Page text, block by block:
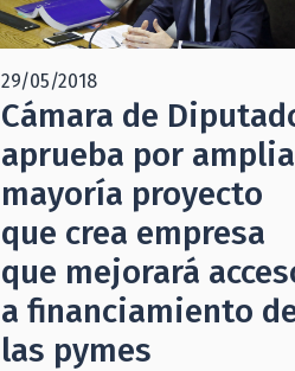
29/05/2018
Cámara de
aprueba por amplia
mayoría proyecto
que crea empresa
que mejorará
a financiamiento
las pymes